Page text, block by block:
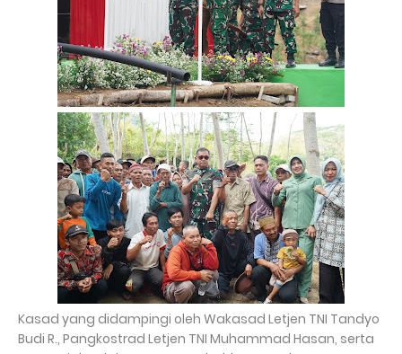
Kasad yang didampingi oleh Wakasad Letjen TNI Tandyo
Budi R., Pangkostrad Letjen TNI Muhammad Hasan, serta